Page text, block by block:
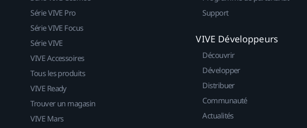
Série VIVE Pro
Série VIVE Focus
Série VIVE
VIVE Accessoires
Tous les produits
VIVE Ready
Trouver un magasin
VIVE Mars
Support
VIVE Développeurs
Découvrir
Développer
Distribuer
Communauté
Actualités